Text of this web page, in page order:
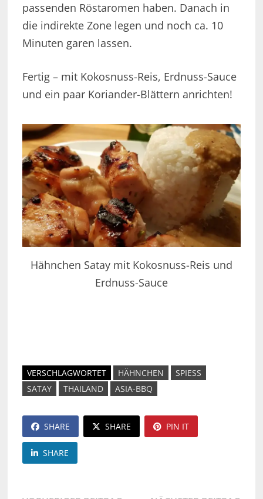
passenden Röstaromen haben. Danach in
die indirekte Zone legen und noch ca. 10
Minuten garen lassen.
Fertig – mit Kokosnuss-Reis, Erdnuss-Sauce
und ein paar Koriander-Blättern anrichten!
Hähnchen Satay mit Kokosnuss-Reis und
Erdnuss-Sauce
VERSCHLAGWORTET HÄHNCHEN
SPIESS
SATAY
THAILAND ASIA-BBQ
SHARE SHARE PIN IT
SHARE